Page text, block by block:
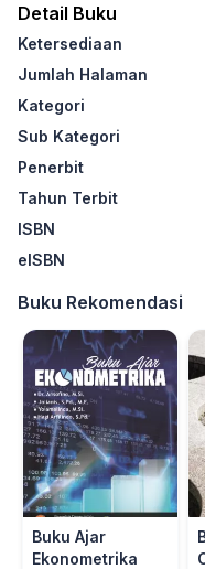
Detail Buku
Ketersediaan
Jumlah Halaman
Kategori
Sub Kategori
Penerbit
Tahun Terbit
ISBN
eISBN
Buku Rekomendasi
Buku Ajar
Ekonometrika